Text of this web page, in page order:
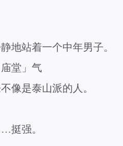
站着一个中年男子。
堂」气
像是泰山派的人。
强。